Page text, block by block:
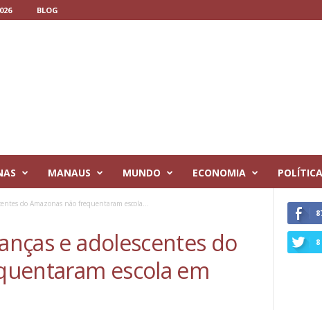
BLOG
MANAUS MUNDO ECONOMIA POLÍTICA
do Amazonas não frequentaram escola...
e adolescentes do
escola em
8